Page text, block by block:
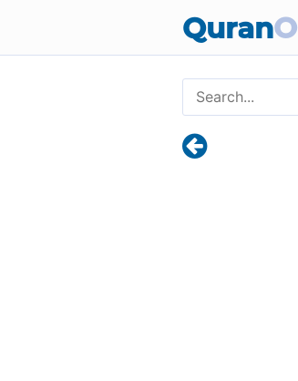
QuranO